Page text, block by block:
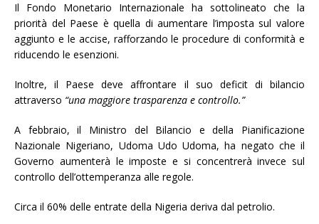
Il Fondo Monetario Internazionale ha sottolineato che la
priorità del Paese è quella di aumentare l’imposta sul valore
aggiunto e le accise, rafforzando le procedure di conformità e
riducendo le esenzioni.
Inoltre, il Paese deve affrontare il suo deficit di bilancio
attraverso “una maggiore trasparenza e controllo.”
A febbraio, il Ministro del Bilancio e della Pianificazione
Nazionale Nigeriano, Udoma Udo Udoma, ha negato che il
Governo aumenterà le imposte e si concentrerà invece sul
controllo dell’ottemperanza alle regole.
Circa il 60% delle entrate della Nigeria deriva dal petrolio.